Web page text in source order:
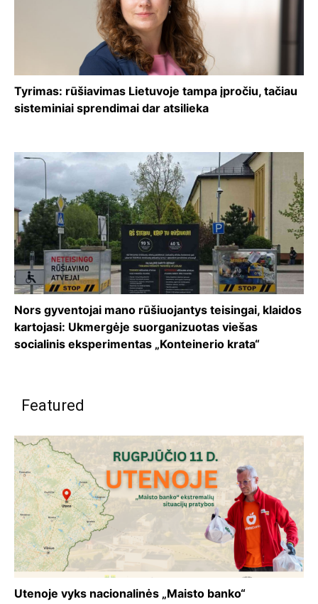
Tyrimas: rūšiavimas Lietuvoje tampa įpročiu, tačiau
sisteminiai sprendimai dar atsilieka
Nors gyventojai mano rūšiuojantys teisingai, klaidos
kartojasi: Ukmergėje suorganizuotas viešas
socialinis eksperimentas „Konteinerio krata“
Featured
Utenoje vyks nacionalinės „Maisto banko“